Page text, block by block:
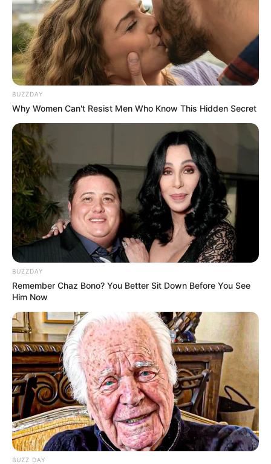
Facebook
Twitter
Pinterest
Share
Revista Artesanato
Recomendados para você
Árvore de Natal de
chocolate – como fazer
passo a passo
coloridas
Abajur feito com taça –
ideal para um jantar
romântico
BUZZDAY
Why Women Can't Resist Men Who Know This Hidden Secret
BUZZDAY
Remember Chaz Bono? You Better Sit Down Before You See
Him Now
BUZZ DAY